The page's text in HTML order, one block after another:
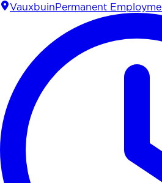
Vauxbuin Permanent